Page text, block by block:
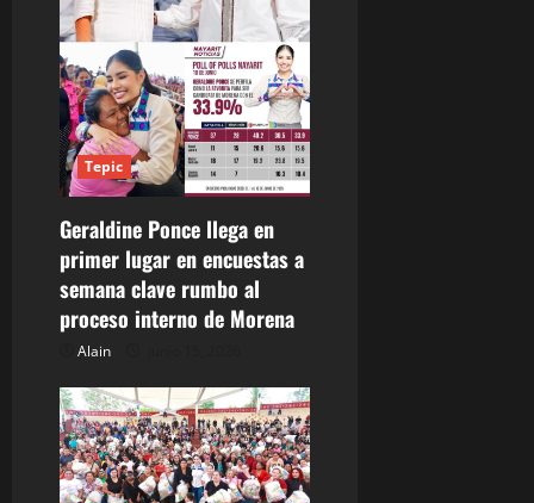
a
s
Tepic
Geraldine Ponce llega en
primer lugar en encuestas a
semana clave rumbo al
proceso interno de Morena
Alain